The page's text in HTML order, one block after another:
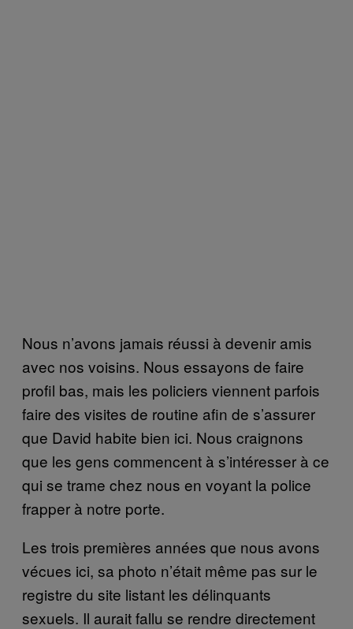
Nous n’avons jamais réussi à devenir amis
avec nos voisins. Nous essayons de faire
profil bas, mais les policiers viennent parfois
faire des visites de routine afin de s’assurer
que David habite bien ici. Nous craignons
que les gens commencent à s’intéresser à ce
qui se trame chez nous en voyant la police
frapper à notre porte.
Les trois premières années que nous avons
vécues ici, sa photo n’était même pas sur le
registre du site listant les délinquants
sexuels. Il aurait fallu se rendre directement